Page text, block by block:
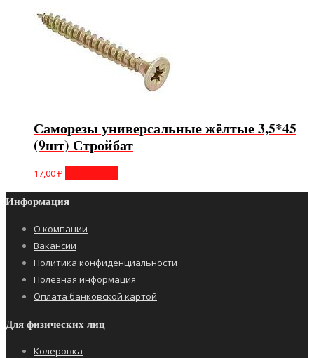
Саморезы универсальные жёлтые 3,5*45
(9шт) Стройбат
17,00₽
Информация
О компании
Вакансии
Политика конфиденциальности
Полезная информация
Оплата банковской картой
Для физических лиц
Колеровка